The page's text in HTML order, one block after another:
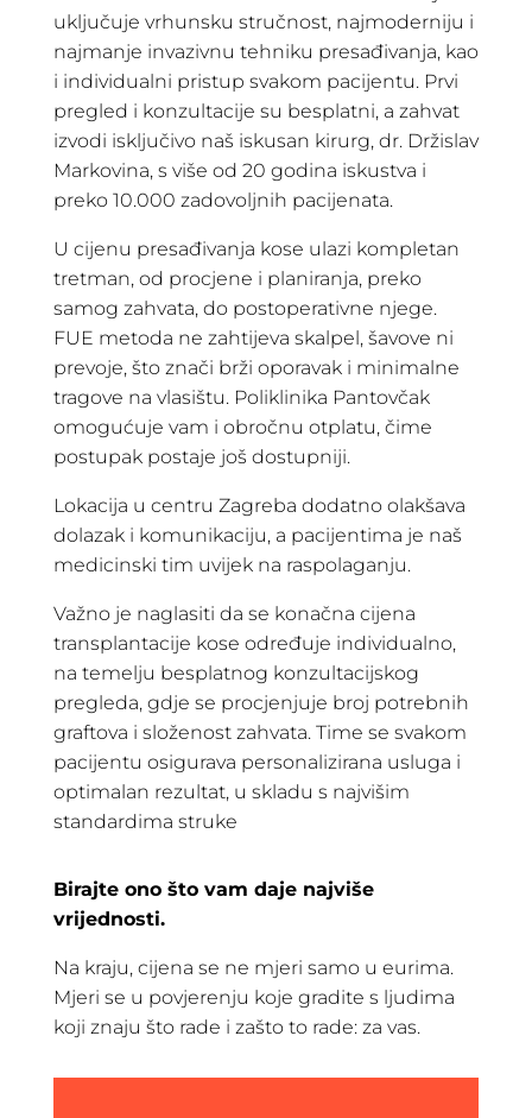
uključuje vrhunsku stručnost, najmoderniju i
najmanje invazivnu tehniku presađivanja, kao
i individualni pristup svakom pacijentu. Prvi
pregled i konzultacije su besplatni, a zahvat
izvodi isključivo naš iskusan kirurg, dr. Držislav
Markovina, s više od 20 godina iskustva i
preko 10.000 zadovoljnih pacijenata.
U cijenu presađivanja kose ulazi kompletan
tretman, od procjene i planiranja, preko
samog zahvata, do postoperativne njege.
FUE metoda ne zahtijeva skalpel, šavove ni
prevoje, što znači brži oporavak i minimalne
tragove na vlasištu. Poliklinika Pantovčak
omogućuje vam i obročnu otplatu, čime
postupak postaje još dostupniji.
Lokacija u centru Zagreba dodatno olakšava
dolazak i komunikaciju, a pacijentima je naš
medicinski tim uvijek na raspolaganju.
Važno je naglasiti da se konačna cijena
transplantacije kose određuje individualno,
na temelju besplatnog konzultacijskog
pregleda, gdje se procjenjuje broj potrebnih
graftova i složenost zahvata. Time se svakom
pacijentu osigurava personalizirana usluga i
optimalan rezultat, u skladu s najvišim
standardima struke
Birajte ono što vam daje najviše
vrijednosti.
Na kraju, cijena se ne mjeri samo u eurima.
Mjeri se u povjerenju koje gradite s ljudima
koji znaju što rade i zašto to rade: za vas.